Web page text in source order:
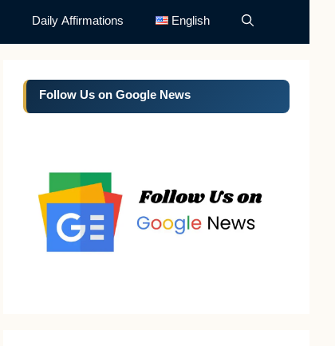
Daily Affirmations English
Follow Us on Google News